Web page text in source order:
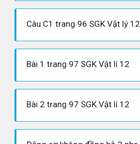
Câu C1 trang 96 SGK Vật lý 12
Bài 1 trang 97 SGK Vật lí 12
Bài 2 trang 97 SGK Vật lí 12